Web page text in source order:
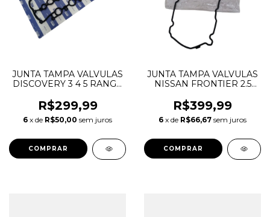
JUNTA TAMPA VALVULAS
DISCOVERY 3 4 5 RANGE
2.7 3.0 V6 LR166341
LR029132 1367767
C2Z19938 JDE3880
R$299,99
6 x de R$50,00 sem juros
JUNTA TAMPA VALVULAS
NISSAN FRONTIER 2.5
132705X00A 132705X01A
R$399,99
6 x de R$66,67 sem juros